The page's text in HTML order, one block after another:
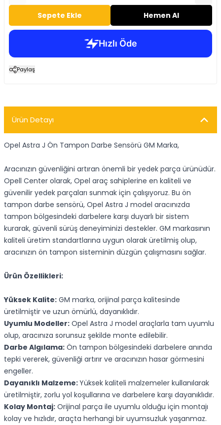
Sepete Ekle Hemen Al
Paylaş
Ürün Detayı
Opel Astra J Ön Tampon Darbe Sensörü GM Marka,
Aracınızın güvenliğini artıran önemli bir yedek parça ürünüdür.
Opell Center olarak, Opel araç sahiplerine en kaliteli ve
güvenilir yedek parçaları sunmak için çalışıyoruz. Bu ön
tampon darbe sensörü, Opel Astra J model aracınızda
tampon bölgesindeki darbelere karşı duyarlı bir sistem
kurarak, güvenli sürüş deneyiminizi destekler. GM markasının
kaliteli üretim standartlarına uygun olarak üretilmiş olup,
aracınızın ön tampon sisteminin düzgün çalışmasını sağlar.
Ürün Özellikleri:
Yüksek Kalite: GM marka, orijinal parça kalitesinde
üretilmiştir ve uzun ömürlü, dayanıklıdır.
Uyumlu Modeller: Opel Astra J model araçlarla tam uyumlu
olup, aracınıza sorunsuz şekilde monte edilebilir.
Darbe Algılama: Ön tampon bölgesindeki darbelere anında
tepki vererek, güvenliği artırır ve aracınızın hasar görmesini
engeller.
Dayanıklı Malzeme:Yüksek kaliteli malzemeler kullanılarak
üretilmiştir, zorlu yol koşullarına ve darbelere karşı dayanıklıdır.
Kolay Montaj: Orijinal parça ile uyumlu olduğu için montajı
kolay ve hızlıdır, araçta herhangi bir uyumsuzluk yaşanmaz.